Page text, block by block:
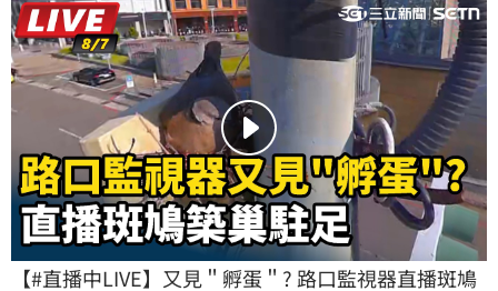
【#直播中LIVE】又見＂孵蛋＂? 路口監視器直播斑鳩